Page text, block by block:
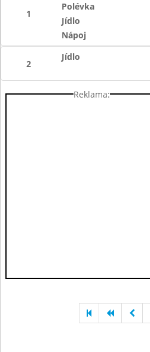
1
Polévka
Jídlo
Nápoj
2
Jídlo
Reklama: